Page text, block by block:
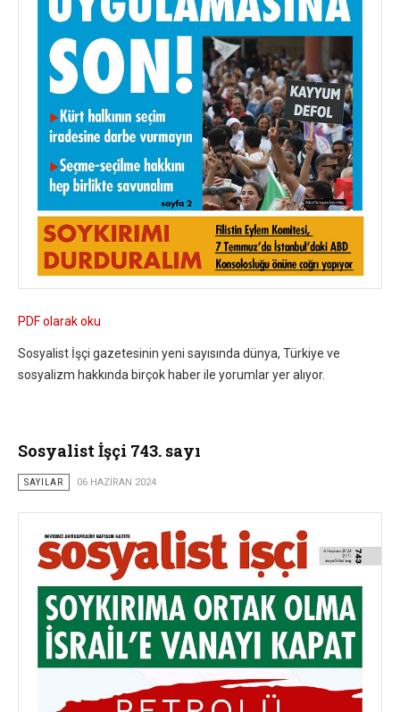
PDF olarak oku
Sosyalist İşçi gazetesinin yeni sayısında dünya, Türkiye ve
sosyalizm hakkında birçok haber ile yorumlar yer alıyor.
Sosyalist İşçi 743. sayı
SAYILAR 06 HAZIRAN 2024